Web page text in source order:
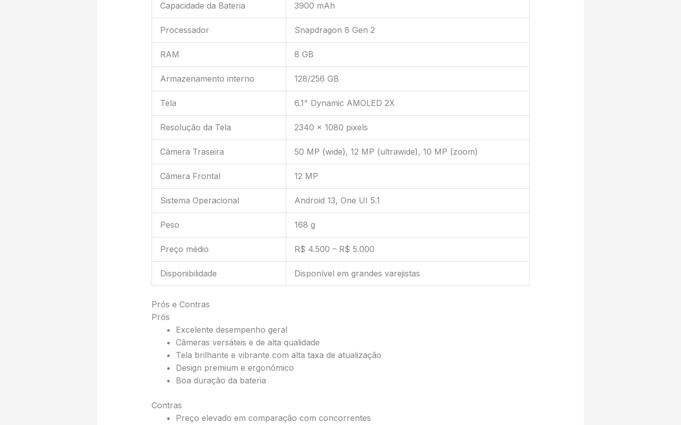
Capacidade da Bateria 3900 mAh
Processador Snapdragon 8 Gen 2
RAM 8 GB
Armazenamento interno 128/256 GB
Tela 6.1" Dynamic AMOLED 2X
Resolução da Tela 2340 x 1080 pixels
Câmera Traseira 50 MP (wide), 12 MP (ultrawide), 10 MP (zoom)
Câmera Frontal 12 MP
Sistema Operacional Android 13, One UI 5.1
Peso 168 g
Preço médio R$ 4.500 – R$ 5.000
Disponibilidade Disponível em grandes varejistas
Prós e Contras
Prós
Excelente desempenho geral
Câmeras versáteis e de alta qualidade
Tela brilhante e vibrante com alta taxa de atualização
Design premium e ergonômico
Boa duração da bateria
Contras
Preço elevado em comparação com concorrentes